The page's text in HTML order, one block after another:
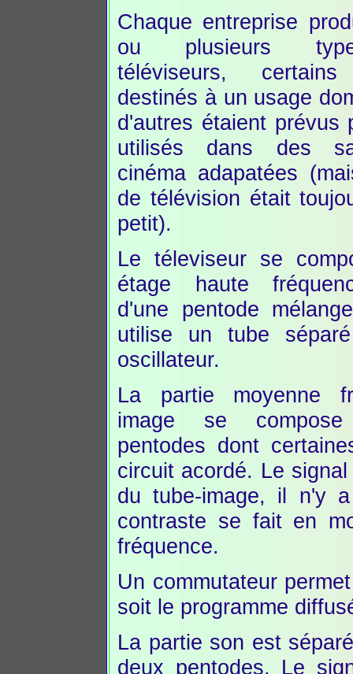
Chaque entreprise
ou plusieurs
téléviseurs,
destinés à un usage
d'autres étaient prévus
utilisés dans des
cinéma adapatées
de télévision était
petit).
Le téleviseur se
étage haute
d'une pentode
utilise un tube
oscillateur.
La partie moyenne
image se
pentodes dont
circuit acordé. Le
du tube-image, il n'y
contraste se fait en
fréquence.
Un commutateur
soit le programme
La partie son est
deux pentodes. Le